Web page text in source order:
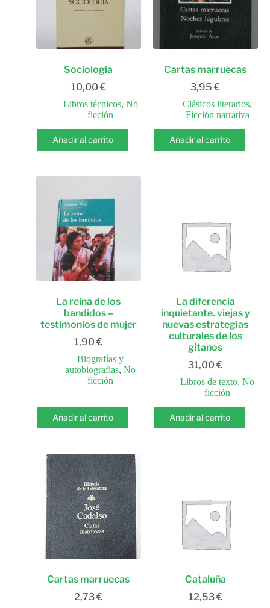
Sociología
10,00 €
Libros técnicos, No
ficción
Añadir al carrito
Cartas marruecas
3,95€
Clásicos literarios,
Ficción narrativa
Añadir al carrito
La reina de los
bandidos –
testimonios de mujer
1,90€
Biografías y
autobiografías,No
ficción
Añadir al carrito
La diferencia
inquietante. viejas y
nuevas estrategias
culturales de los
gitanos
31,00€
Libros de texto,No
ficción
Añadir al carrito
Cartas marruecas
2,73€
Cataluña
12,53€